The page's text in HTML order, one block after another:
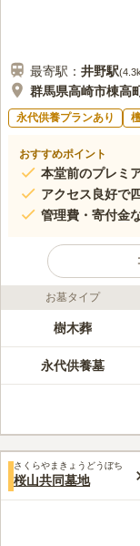
最寄駅： 井野駅(
群馬県高崎市棟高
永代供養プランあり
おすすめポイント
本堂前のプレミ
アクセス良好で
管理費・寄付金
ライフドット編集部のコ
高崎霊園 大
代にわたり他
イル。年間管
く、四季折
この霊園はまだ誰から
お墓タイプ
樹木葬
永代供養墓
さくらやまきょうどうぼち
桜山共同墓地